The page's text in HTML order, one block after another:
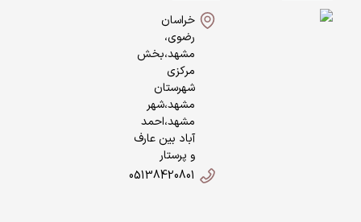
خراسان
رضوی،
مشهد،بخش
مرکزی
شهرستان
مشهد،شهر
مشهد،احمد
آباد بین عارف
و پرستار
05138420801